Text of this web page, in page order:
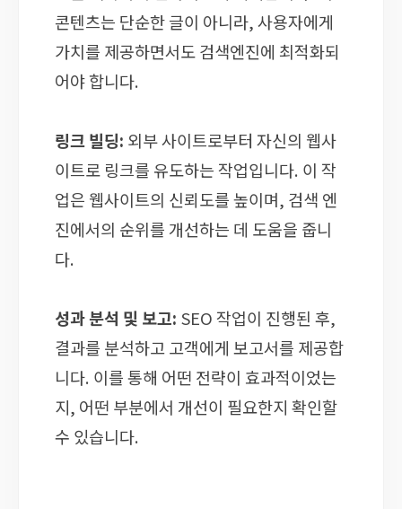
콘텐츠는 단순한 글이 아니라, 사용자에게
가치를 제공하면서도 검색엔진에 최적화되
어야 합니다.
링크 빌딩: 외부 사이트로부터 자신의 웹사
이트로 링크를 유도하는 작업입니다. 이 작
업은 웹사이트의 신뢰도를 높이며, 검색 엔
진에서의 순위를 개선하는 데 도움을 줍니
다.
성과 분석 및 보고: SEO 작업이 진행된 후,
결과를 분석하고 고객에게 보고서를 제공합
니다. 이를 통해 어떤 전략이 효과적이었는
지, 어떤 부분에서 개선이 필요한지 확인할
수 있습니다.